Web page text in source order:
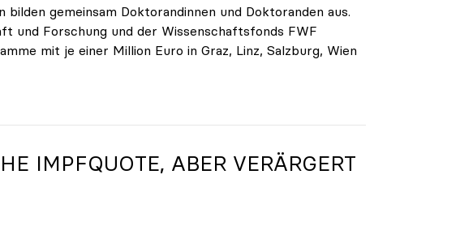
gemeinsam Doktorandinnen und Doktoranden aus.
und Forschung und der Wissenschaftsfonds FWF
mit je einer Million Euro in Graz, Linz, Salzburg, Wien
und
IMPFQUOTE, ABER VERÄRGERT